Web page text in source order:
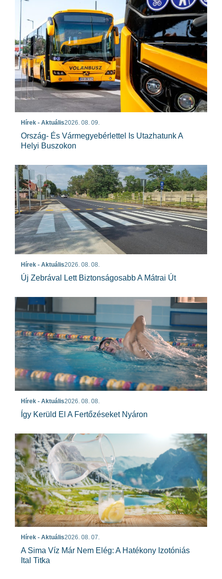
Hírek - Aktuális2026. 08. 09.
Ország- És Vármegyebérlettel Is Utazhatunk A
Helyi Buszokon
Hírek - Aktuális2026. 08. 08.
Új Zebrával Lett Biztonságosabb A Mátrai Út
Hírek - Aktuális2026. 08. 08.
Így Kerüld El A Fertőzéseket Nyáron
Hírek - Aktuális2026. 08. 07.
A Sima Víz Már Nem Elég: A Hatékony Izotóniás
Ital Titka